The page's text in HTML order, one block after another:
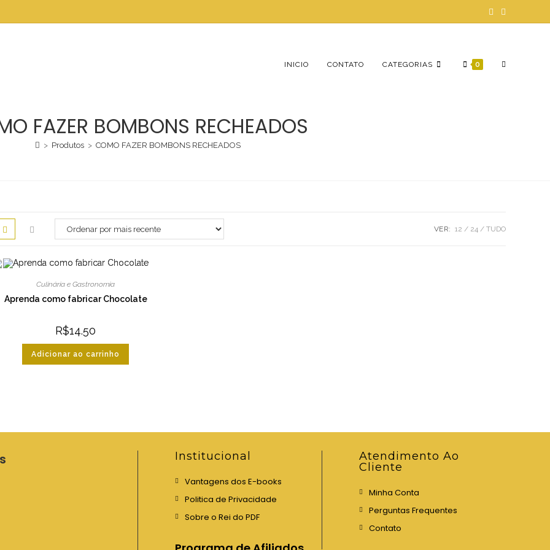
INICIO CONTATO CATEGORIAS 0 ALTERNAR
SITE
FAZER BOMBONS RECHEADOS
> Produtos > COMO FAZER BOMBONS RECHEADOS
VER: 12 24 TUDO
Culinária e Gastronomia
Aprenda como fabricar Chocolate
R$14.50
Adicionar ao carrinho
Institucional
Vantagens dos E-books
Politica de Privacidade
Sobre o Rei do PDF
Atendimento Ao
Cliente
Minha Conta
Perguntas Frequentes
Contato